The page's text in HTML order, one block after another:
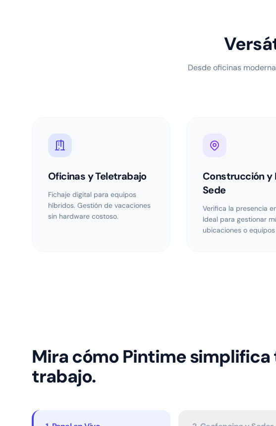
Desde oficinas
Oficinas y Teletrabajo
Fichaje digital para equipos
híbridos. Gestión de vacaciones
sin hardware costoso.
Construcción
Sede
Verifica la presencia
Ideal para gestionar
ubicaciones o equipos
Mira cómo Pintime simplifica
trabajo.